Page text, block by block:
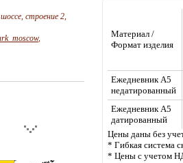
строение 2,
,
Материал /
Формат изделия
Ежедневник А5
недатированный
Ежедневник А5
датированный
Цены даны без
* Гибкая система
* Цены с учетом